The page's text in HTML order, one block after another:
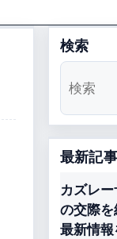
検索
最新記事
カズレ
の交際
最新情報